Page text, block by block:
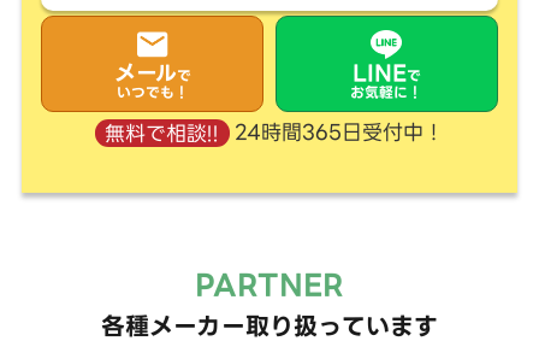
メールで
いつでも！
LINEで
お気軽に！
無料で相談!! 24時間365日受付中！
PARTNER
各種メーカー取り扱っています